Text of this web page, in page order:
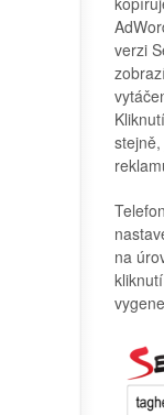
verzi
na